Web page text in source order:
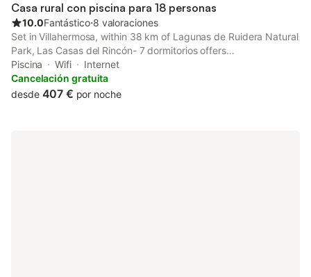
Casa rural con piscina para 18 personas
10.0Fantástico⋅8 valoraciones
Set in Villahermosa, within 38 km of Lagunas de Ruidera Natural
Park, Las Casas del Rincón- 7 dormitorios offers
accommodation with free WiFi, air conditioning and a seasonal
outdoor swimming pool.
Piscina Wifi
Internet
Cancelación gratuita
desde 407 € por noche